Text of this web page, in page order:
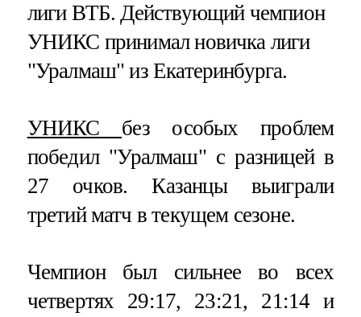
лиги ВТБ. Действующий чемпион
УНИКС принимал новичка лиги
"Уралмаш" из Екатеринбурга.
УНИКС без особых проблем
победил "Уралмаш" с разницей в
27 очков. Казанцы выиграли
третий матч в текущем сезоне.
Чемпион был сильнее во всех
четвертях 29:17, 23:21, 21:14 и